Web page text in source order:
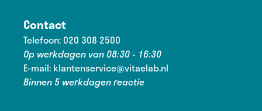
Contact
Telefoon: 020 308 2500
Op werkdagen van 08:30 - 16:30
E-mail: klantenservice@vitaelab.nl
Binnen 5 werkdagen reactie